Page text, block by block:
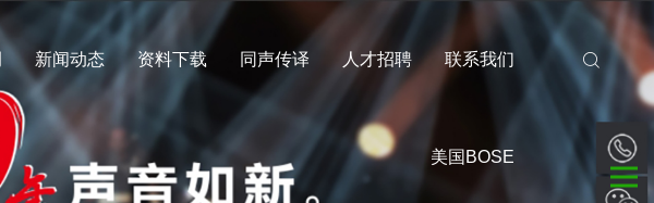
新闻动态 资料下载 同声传译 人才招聘 联系我们
美国BOSE